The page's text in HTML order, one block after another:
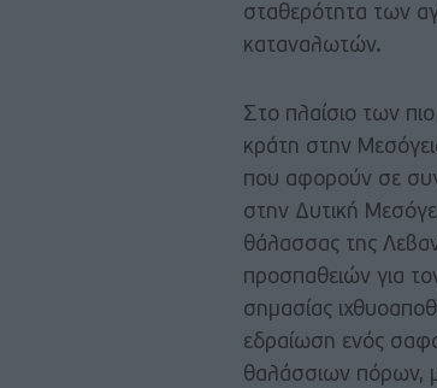
σταθερότητα των
καταναλωτών.
Στο πλαίσιο των
κράτη στην
που αφορούν σε
στην Δυτική
θάλασσας της
προσπαθειών για
σημασίας
εδραίωση ενός
θαλάσσιων πόρων,